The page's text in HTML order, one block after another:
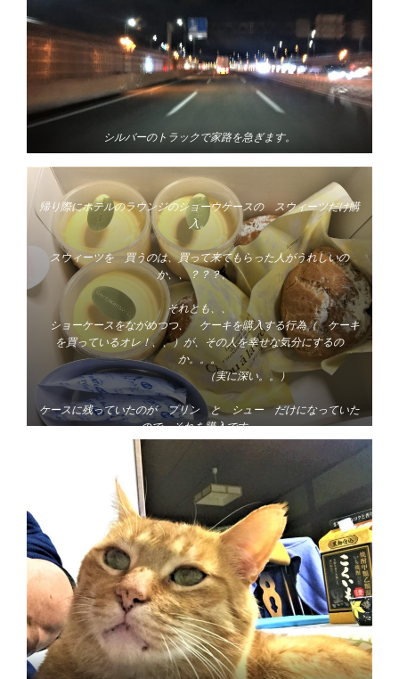
シルバーのトラックで家路を急ぎます。
帰り際にホテルのラウンジのショーウケースの スウィーツだけ購
入。
スウィーツを 買うのは、買って来てもらった人がうれしいの
か、、？？？、
それとも、、
ショーケースをながめつつ、 ケーキを購入する行為（ ケーキ
を買っているオレ！、、）が、その人を幸せな気分にするの
か。。。
（実に深い。。）
ケースに残っていたのが プリン と シュー だけになっていた
ので、それを購入です。
新年会に参加しても多分腹が空き気味でホテルを出たら、 帰りの
名塩サービスエリアか 赤松パーキングエリアで、何か買っている
と思いますので、良いです。。